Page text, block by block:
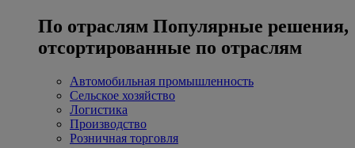
По отраслям Популярные решения,
отсортированные по отраслям
Автомобильная промышленность
Сельское хозяйство
Логистика
Производство
Розничная торговля